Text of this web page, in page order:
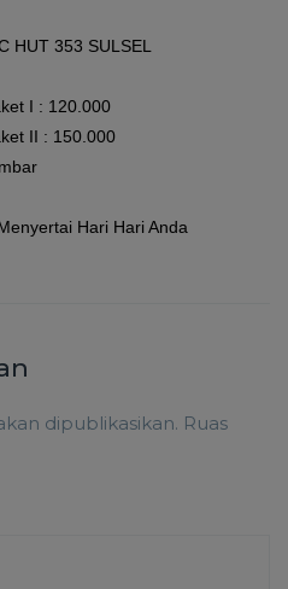
HUT 353 SULSEL
I : 120.000
II : 150.000
Hari Hari Anda
dipublikasikan. Ruas